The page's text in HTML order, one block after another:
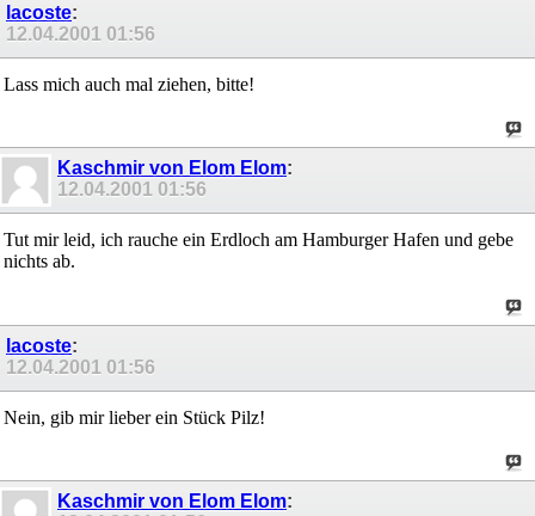
lacoste:
12.04.2001 01:56
Lass mich auch mal ziehen, bitte!
Kaschmir von Elom Elom:
12.04.2001 01:56
Tut mir leid, ich rauche ein Erdloch am Hamburger Hafen und gebe
nichts ab.
lacoste:
12.04.2001 01:56
Nein, gib mir lieber ein Stück Pilz!
Kaschmir von Elom Elom: